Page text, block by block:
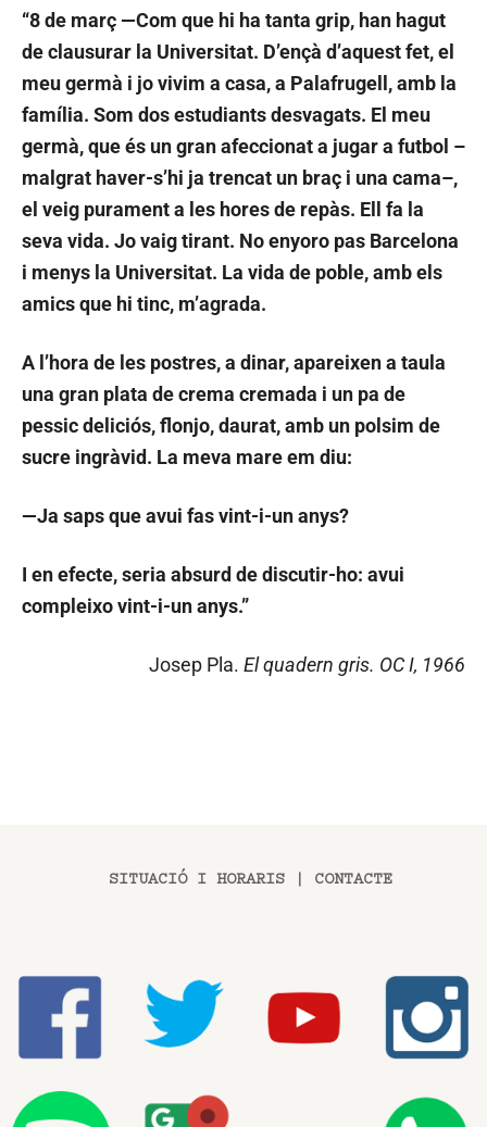
“8 de març —Com que hi ha tanta grip, han hagut
de clausurar la Universitat. D’ençà d’aquest fet, el
meu germà i jo vivim a casa, a Palafrugell, amb la
família. Som dos estudiants desvagats. El meu
germà, que és un gran afeccionat a jugar a futbol –
malgrat haver-s’hi ja trencat un braç i una cama–,
el veig purament a les hores de repàs. Ell fa la
seva vida. Jo vaig tirant. No enyoro pas Barcelona
i menys la Universitat. La vida de poble, amb els
amics que hi tinc, m’agrada.
A l’hora de les postres, a dinar, apareixen a taula
una gran plata de crema cremada i un pa de
pessic deliciós, flonjo, daurat, amb un polsim de
sucre ingràvid. La meva mare em diu:
—Ja saps que avui fas vint-i-un anys?
I en efecte, seria absurd de discutir-ho: avui
compleixo vint-i-un anys.”
Josep Pla. El quadern gris. OC I, 1966
SITUACIÓ I HORARIS CONTACTE